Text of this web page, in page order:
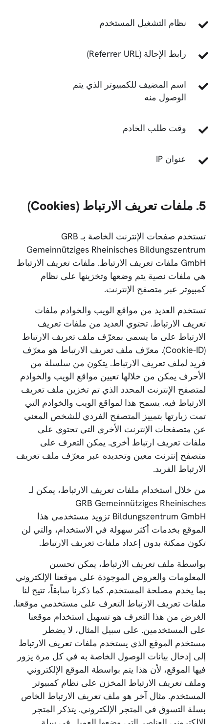
نظام التشغيل المستخدم
رابط الإحالة (Referrer URL)
اسم المضيف للكمبيوتر الذي يتم
الوصول منه
وقت طلب الخادم
عنوان IP
5. ملفات تعريف الارتباط (Cookies)
تستخدم صفحات الإنترنت الخاصة بـ GRB
Gemeinnütziges Rheinisches Bildungszentrum
GmbH ملفات تعريف الارتباط. ملفات تعريف الارتباط
هي ملفات نصية يتم وضعها وتخزينها على نظام
كمبيوتر عبر متصفح الإنترنت.
تستخدم العديد من مواقع الويب والخوادم ملفات
تعريف الارتباط. تحتوي العديد من ملفات تعريف
الارتباط على ما يسمى بمعرّف ملف تعريف الارتباط
(Cookie-ID). معرّف ملف تعريف الارتباط هو معرّف
فريد لملف تعريف الارتباط. يتكون من سلسلة من
الأحرف يمكن من خلالها تعيين مواقع الويب والخوادم
لمتصفح الإنترنت المحدد الذي تم تخزين ملف تعريف
الارتباط فيه. يسمح هذا لمواقع الويب والخوادم التي
تمت زيارتها بتمييز المتصفح الفردي للشخص المعني
عن متصفحات الإنترنت الأخرى التي تحتوي على
ملفات تعريف ارتباط أخرى. يمكن التعرف على
متصفح إنترنت معين وتحديده عبر معرّف ملف تعريف
الارتباط الفريد.
من خلال استخدام ملفات تعريف الارتباط، يمكن لـ
GRB Gemeinnütziges Rheinisches
Bildungszentrum GmbH تزويد مستخدمي هذا
الموقع بخدمات أكثر سهولة في الاستخدام، والتي لن
تكون ممكنة بدون إعداد ملفات تعريف الارتباط.
بواسطة ملف تعريف الارتباط، يمكن تحسين
المعلومات والعروض الموجودة على موقعنا الإلكتروني
بما يخدم مصلحة المستخدم. كما ذكرنا سابقاً، تتيح لنا
ملفات تعريف الارتباط التعرف على مستخدمي موقعنا.
الغرض من هذا التعرف هو تسهيل استخدام موقعنا
على المستخدمين. على سبيل المثال، لا يضطر
مستخدم الموقع الذي يستخدم ملفات تعريف الارتباط
إلى إدخال بيانات الوصول الخاصة به في كل مرة يزور
فيها الموقع، لأن هذا يتم بواسطة الموقع الإلكتروني
وملف تعريف الارتباط المخزن على نظام كمبيوتر
المستخدم. مثال آخر هو ملف تعريف الارتباط الخاص
بسلة التسوق في المتجر الإلكتروني. يتذكر المتجر